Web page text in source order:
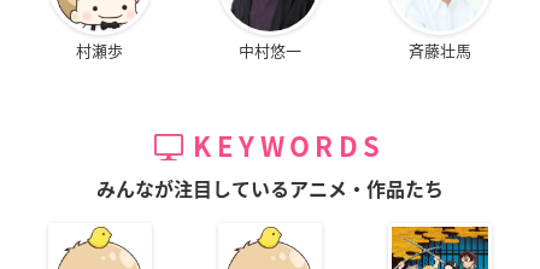
村瀬歩 中村悠一 斉藤壮馬
KEYWORDS
みんなが注目しているアニメ・作品たち